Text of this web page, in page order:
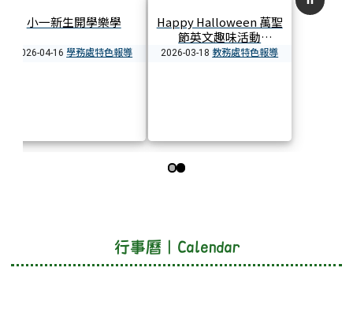
琴韻飛揚、文武兼備 ·
2026-04-16 學務處特色報導
青春回憶滿載 · 三天兩
夜畢業旅行
2026-04-16 學務處特色報導
行事曆｜Calendar